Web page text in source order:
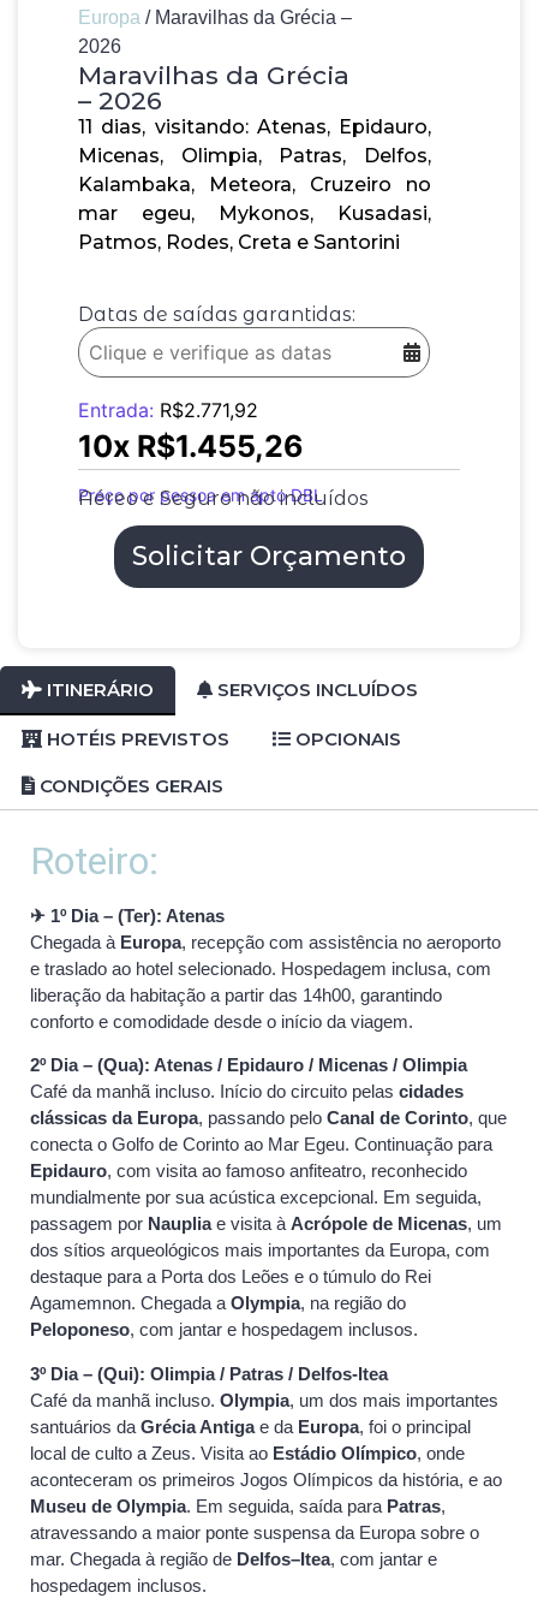
Europa / Maravilhas da Grécia –
2026
Maravilhas da Grécia
– 2026
11 dias, visitando: Atenas, Epidauro,
Micenas, Olimpia, Patras, Delfos,
Kalambaka, Meteora, Cruzeiro no
mar egeu, Mykonos, Kusadasi,
Patmos, Rodes, Creta e Santorini
Datas de saídas garantidas:
Entrada: R$2.771,92
10x R$1.455,26
Preço por pessoa em apto DBL
Aéreo e Seguro não incluídos
Solicitar Orçamento
ITINERÁRIO SERVIÇOS INCLUÍDOS
HOTÉIS PREVISTOS OPCIONAIS
CONDIÇÕES GERAIS
Roteiro:
✈ 1º Dia – (Ter): Atenas
Chegada à Europa, recepção com assistência no aeroporto
e traslado ao hotel selecionado. Hospedagem inclusa, com
liberação da habitação a partir das 14h00, garantindo
conforto e comodidade desde o início da viagem.
2º Dia – (Qua): Atenas / Epidauro / Micenas / Olimpia
Café da manhã incluso. Início do circuito pelas cidades
clássicas da Europa, passando pelo Canal de Corinto, que
conecta o Golfo de Corinto ao Mar Egeu. Continuação para
Epidauro, com visita ao famoso anfiteatro, reconhecido
mundialmente por sua acústica excepcional. Em seguida,
passagem por Naupliae visita à Acrópole de Micenas, um
dos sítios arqueológicos mais importantes da Europa, com
destaque para a Porta dos Leões e o túmulo do Rei
Agamemnon. Chegada a Olympia, na região do
Peloponeso, com jantar e hospedagem inclusos.
3º Dia – (Qui): Olimpia / Patras / Delfos-Itea
Café da manhã incluso. Olympia, um dos mais importantes
santuários da Grécia Antigae da Europa, foi o principal
local de culto a Zeus. Visita ao Estádio Olímpico, onde
aconteceram os primeiros Jogos Olímpicos da história, e ao
Museu de Olympia. Em seguida, saída para Patras,
atravessando a maior ponte suspensa da Europa sobre o
mar. Chegada à região de Delfos–Itea, com jantar e
hospedagem inclusos.